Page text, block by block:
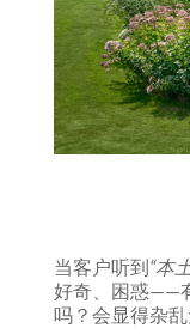
当客户听到“本
好奇、困惑——
吗？会显得杂